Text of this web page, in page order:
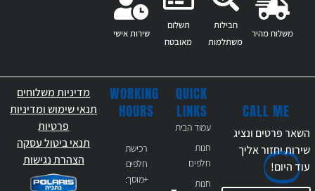
משלוח מהיר
חבילות
משתלמות
תשלום
מאובטח
שירות אישי
QUICK
LINKS
עמוד הבית
חנות
חלפים
חנות
WORKING
HOURS
רכישת
חלפים
+מוסך:
CALL ME
השאר פרטים ונציג
שירות יחזור אליך
עודהיום!
מדיניות משלוחים
תנאי שימוש ומדיניות
פרטיות
תנאי ביטול עסקה
הצהרת נגישות